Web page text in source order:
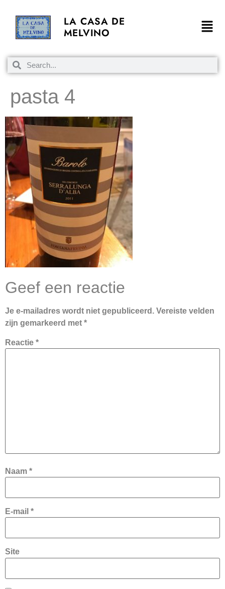
LA CASA DE
MELVINO
pasta 4
Geef een reactie
Je e-mailadres wordt niet gepubliceerd. Vereiste velden
zijn gemarkeerd met *
Reactie *
Naam *
E-mail *
Site